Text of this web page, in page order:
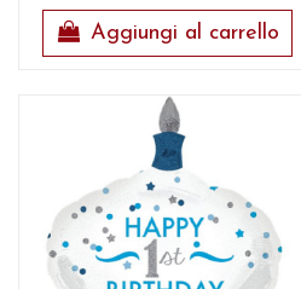
Aggiungi al carrello